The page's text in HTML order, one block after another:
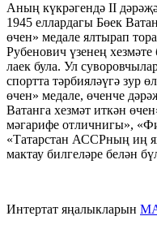
Аның күкрәгендә II
1945 еллардагы Бөек
өчен» медале ялтырап
Рубенович үзенең
лаек була. Ул
спортта тәрбияләүгә зур
өчен» медале, өченче
Ватанга хезмәт иткән
мәгарифе отличнигы»,
«Татарстан АССРның иң
мактау билгеләре белән
Интертат яңалыкларын